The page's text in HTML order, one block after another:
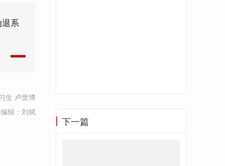
系
生 卢世博
辑：刘斌
下一篇